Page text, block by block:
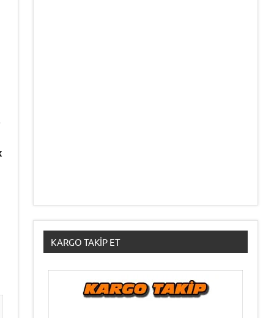
KARGO TAKIP ET